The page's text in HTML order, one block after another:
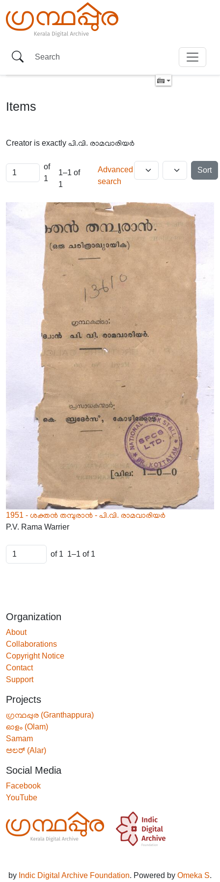
Items
Creator is exactly പി.വി. രാമവാരിയർ
of
1
1–1 of
1
Advanced
search
Sort
1951 - ശക്തൻ തമ്പുരാൻ - പി.വി. രാമവാരിയർ
P.V. Rama Warrier
of 1 1–1 of 1
Organization
About
Collaborations
Copyright Notice
Contact
Support
Projects
ഗ്രന്ഥപ്പുര (Granthappura)
ഓളം (Olam)
Samam
ಅಲರ್ (Alar)
Social Media
Facebook
YouTube
by Indic Digital Archive Foundation. Powered by Omeka S.